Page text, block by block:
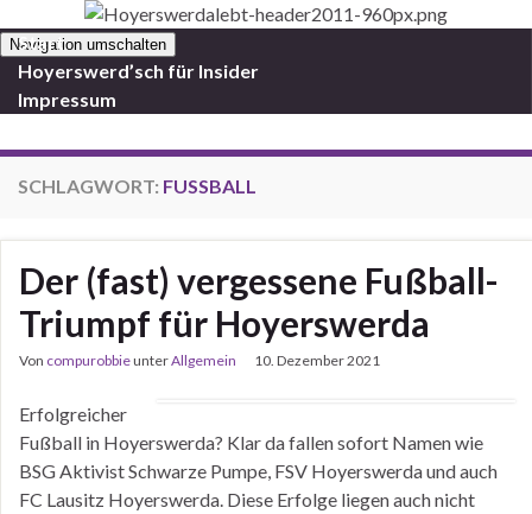
Navigation umschalten
Start
Hoyerswerd’sch für Insider
Impressum
SCHLAGWORT: FUSSBALL
Der (fast) vergessene Fußball-
Triumpf für Hoyerswerda
Von compurobbieunterAllgemein 10. Dezember 2021
Erfolgreicher
Fußball in Hoyerswerda? Klar da fallen sofort Namen wie
BSG Aktivist Schwarze Pumpe, FSV Hoyerswerda und auch
FC Lausitz Hoyerswerda. Diese Erfolge liegen auch nicht